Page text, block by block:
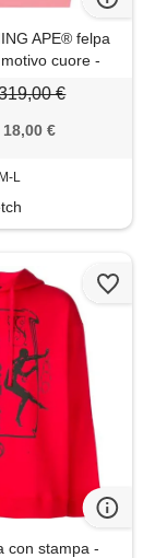
APE® felpa
cuore -
€
€
M-L
con stampa -